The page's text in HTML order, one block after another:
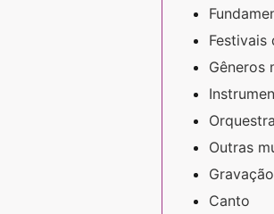
Festivais
Gêneros
Outras
Canto